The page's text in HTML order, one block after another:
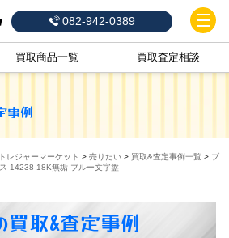
082-942-0389
買取商品一覧 買取査定相談
事例
レジャーマーケット > 売りたい> 買取&査定事例一覧 > ブ
14238 18K無垢 ブルー文字盤
買取&査定事例